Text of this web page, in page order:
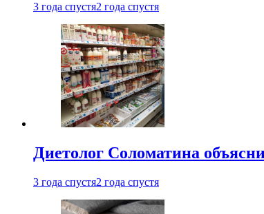
3 года спустя2 года спустя
Диетолог Соломатина
3 года спустя2 года спустя